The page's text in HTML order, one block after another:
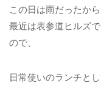
この日は雨だったか
最近は表参道ヒルズ
ので、
日常使いのランチと